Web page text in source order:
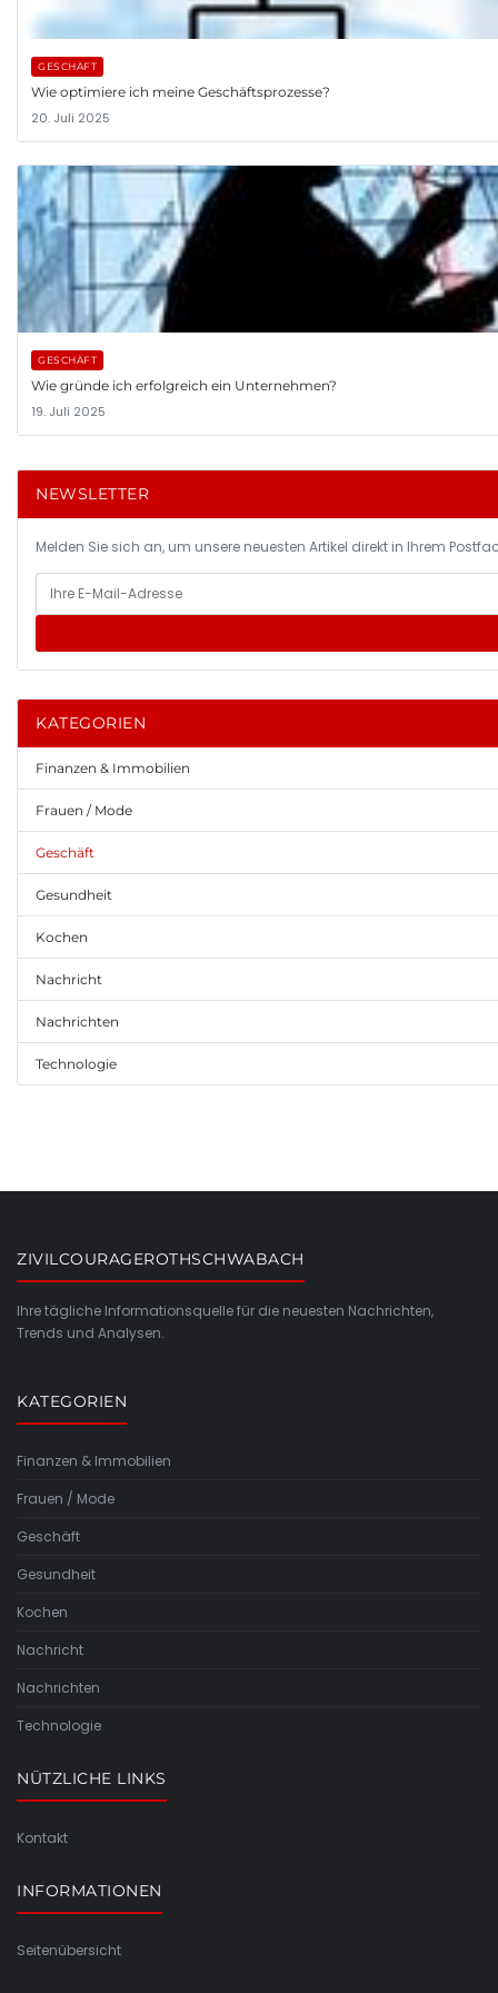
GESCHÄFT
Wie optimiere ich meine Geschäftsprozesse?
20. Juli 2025
GESCHÄFT
Wie gründe ich erfolgreich ein Unternehmen?
19. Juli 2025
NEWSLETTER
Melden Sie sich an, um unsere neuesten Artikel direkt in Ihrem
KATEGORIEN
Finanzen & Immobilien
Frauen / Mode
Geschäft
Gesundheit
Kochen
Nachricht
Nachrichten
Technologie
ZIVILCOURAGEROTHSCHWABACH
Ihre tägliche Informationsquelle für die neuesten Nachrichten,
Trends und Analysen.
KATEGORIEN
Finanzen & Immobilien
Frauen / Mode
Geschäft
Gesundheit
Kochen
Nachricht
Nachrichten
Technologie
NÜTZLICHE LINKS
Kontakt
INFORMATIONEN
Seitenübersicht